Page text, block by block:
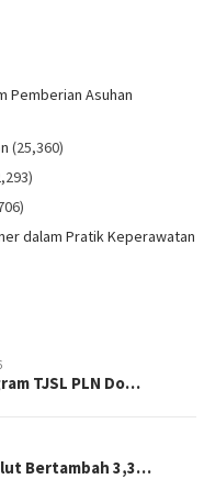
Pemberian Asuhan
(25,360)
dalam Pratik Keperawatan
TJSL PLN Do…
Bertambah 3,3…